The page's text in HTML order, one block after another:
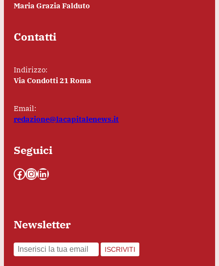
Maria Grazia Falduto
Contatti
Indirizzo:
Via Condotti 21 Roma
Email:
redazione@lacapitalenews.it
Seguici
Facebook InstagramLinkedIn
Newsletter
ISCRIVITI